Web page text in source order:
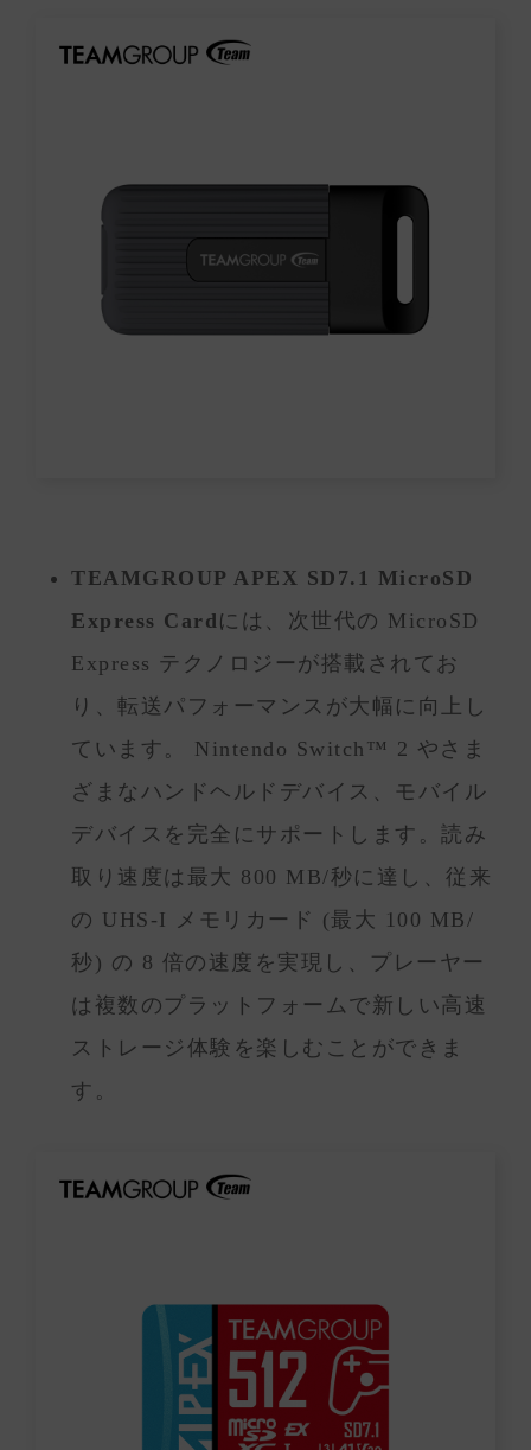
TEAMGROUP APEX SD7.1 MicroSD
Express Card には、次世代の MicroSD
Express テクノロジーが搭載されてお
り、転送パフォーマンスが大幅に向上し
ています。 Nintendo Switch™ 2 やさま
ざまなハンドヘルドデバイス、モバイル
デバイスを完全にサポートします。読み
取り速度は最大 800 MB/秒に達し、従来
の UHS-I メモリカード (最大 100 MB/
秒) の 8 倍の速度を実現し、プレーヤー
は複数のプラットフォームで新しい高速
ストレージ体験を楽しむことができま
す。